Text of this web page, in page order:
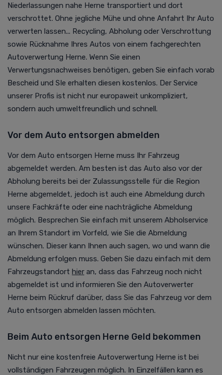
Niederlassungen nahe Herne transportiert und dort
verschrottet. Ohne jegliche Mühe und ohne Anfahrt Ihr Auto
verwerten lassen... Recycling, Abholung oder Verschrottung
sowie Rücknahme Ihres Autos von einem fachgerechten
Autoverwertung Herne. Wenn Sie einen
Verwertungsnachweises benötigen, geben Sie einfach vorab
Bescheid und SIe erhalten diesen kostenlos. Der Service
unserer Profis ist nicht nur europaweit unkompliziert,
sondern auch umweltfreundlich und schnell.
Vor dem Auto entsorgen abmelden
Vor dem Auto entsorgen Herne muss Ihr Fahrzeug
abgemeldet werden. Am besten ist das Auto also vor der
Abholung bereits bei der Zulassungsstelle für die Region
Herne abgemeldet, jedoch ist auch eine Abmeldung durch
unsere Fachkräfte oder eine nachträgliche Abmeldung
möglich. Besprechen Sie einfach mit unserem Abholservice
an Ihrem Standort im Vorfeld, wie Sie die Abmeldung
wünschen. Dieser kann Ihnen auch sagen, wo und wann die
Abmeldung erfolgen muss. Geben Sie dazu einfach mit dem
Fahrzeugstandort hier an, dass das Fahrzeug noch nicht
abgemeldet ist und informieren Sie den Autoverwerter
Herne beim Rückruf darüber, dass Sie das Fahrzeug vor dem
Auto entsorgen abmelden lassen möchten.
Beim Auto entsorgen Herne Geld bekommen
Nicht nur eine kostenfreie Autoverwertung Herne ist bei
vollständigen Fahrzeugen möglich. In Einzelfällen kann es